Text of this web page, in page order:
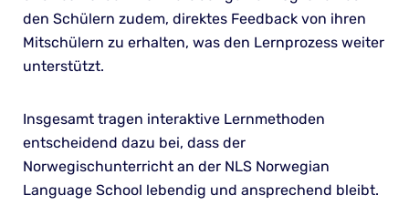
den Schülern zudem, direktes Feedback von ihren
Mitschülern zu erhalten, was den Lernprozess weiter
unterstützt.
Insgesamt tragen interaktive Lernmethoden
entscheidend dazu bei, dass der
Norwegischunterricht an der NLS Norwegian
Language School lebendig und ansprechend bleibt.